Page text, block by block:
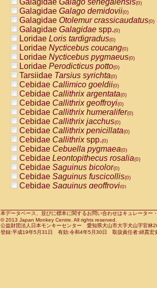
(0)
AtelidaeAteles geoffroyi(0)
AtelidaeAteles paniscus(0)
AtelidaeAtelesspp.(0)
Atelidae Lagothrix lagothricha
AtelidaeLagothrix lagothricha cana
PitheciidaeCacajao calvus
PitheciidaeCallicebus cupreus
PitheciidaeCallicebus donacophilus
PitheciidaeCallicebus moloch
PitheciidaeCallicebus torquatus
PitheciidaeCallicebusspp.(0)
PitheciidaeChiropotes satanas(0)
PitheciidaePithecia monachus
PitheciidaePithecia pithecia(0)
CercopithecidaeCercocebus agilis
CercopithecidaeCercocebus
CercopithecidaeCercocebus
CercopithecidaeCercocebus
CercopithecidaeCercocebus
CercopithecidaeCercocebushybrid
CercopithecidaePapio anubis(0)
CercopithecidaePapio cynocephalus
CercopithecidaePapio hamadryas(0)
Galagidae Galago senegalensis(0)
Galagidae Galago demidovii(0)
Galagidae Otolemur crassicaudatus(0)
Galagidae Galagidae spp.(0)
Loridae Loris tardigradus(0)
Loridae Nycticebus coucang(0)
Loridae Nycticebus pygmaeus(0)
Loridae Perodicticus potto(0)
Tarsiidae Tarsius syrichta(0)
Cebidae Callimico goeldii(0)
Cebidae Callithrix argentata(0)
Cebidae Callithrix geoffroyi(0)
Cebidae Callithrix humeralifer(0)
Cebidae Callithrix jacchus(0)
Cebidae Callithrix penicillata(0)
Cebidae Callithrixspp.(0)
Cebidae Cebuella pygmaea(0)
Cebidae Leontopithecus rosalia(0)
Cebidae Saguinus bicolor(0)
Cebidae Saguinus fuscicollis(0)
Cebidae Saguinus geoffroyi(0)
CebidaeSaguinus leucopus(0)
CebidaeSaguinus midas(0)
Cebidae Saguinus mystax(0)
本データベース、並びに標本に関するお問い合わせはキュレータ
© 2013 Japan Monkey Centre. All rights reserved.
公益財団法人日本モンキーセンター 愛知県犬山市大字犬山字官
登録:平成19年5月31日 有効:令和4年5月30日 取扱責任者:綿貫宏